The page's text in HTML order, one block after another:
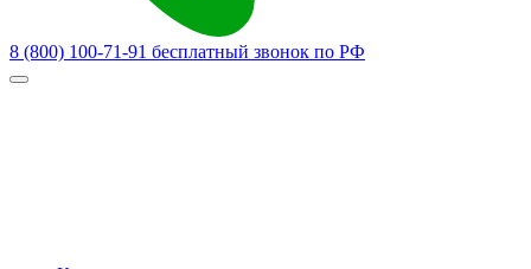
8 (800) 100-71-91 бесплатный звонок по РФ